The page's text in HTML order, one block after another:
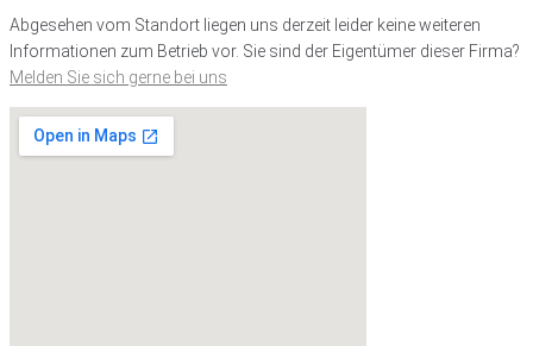
Abgesehen vom Standort liegen uns derzeit leider keine weiteren
Informationen zum Betrieb vor. Sie sind der Eigentümer dieser Firma?
Melden Sie sich gerne bei uns